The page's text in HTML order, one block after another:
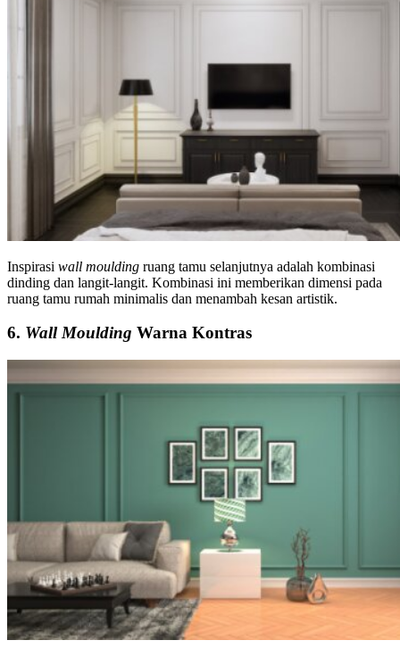
Inspirasi wall moulding ruang tamu selanjutnya adalah kombinasi
dinding dan langit-langit. Kombinasi ini memberikan dimensi pada
ruang tamu rumah minimalis dan menambah kesan artistik.
6. Wall Moulding Warna Kontras